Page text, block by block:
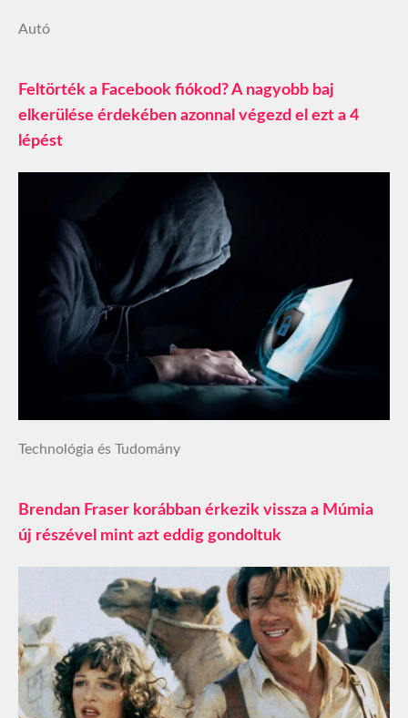
Autó
Feltörték a Facebook fiókod? A nagyobb baj
elkerülése érdekében azonnal végezd el ezt a 4
lépést
Technológia és Tudomány
Brendan Fraser korábban érkezik vissza a Múmia
új részével mint azt eddig gondoltuk